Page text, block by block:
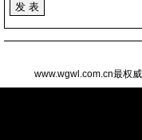
www.wgwl.com.cn最权